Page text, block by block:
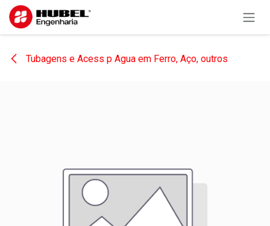
Pular para o conteúdo
Tubagens e Acess p Agua em Ferro, Aço, outros